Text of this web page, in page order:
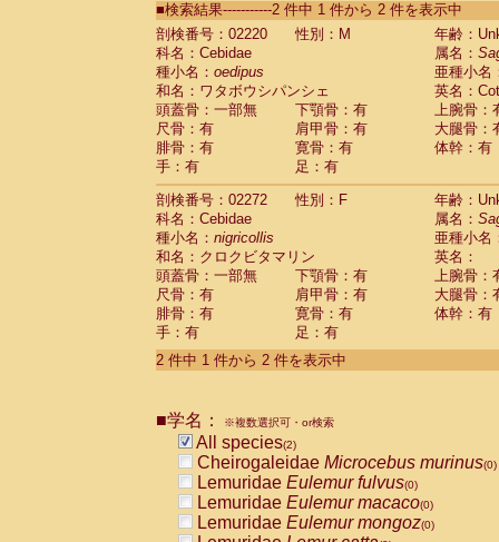
CebidaeSaguinus labiatus(0)
Cebidae Saguinus leucopus (0)
Cebidae
Cebidae
CebidaeSaguinus nigricollis (1)
Cebidae Saguinus oedipus
Cebidae Saguinus weddelli
Cebidae Saguinusspp.
Cebidae Aotus trivirgatus
Cebidae Cebus albifrons
Cebidae
CebidaeCebus capucinus
CebidaeCebus nigrivittatus
Cebidae Cebusspp.(0)
Cebidae Saimiri boliviensis
Cebidae Saimiri sciureus
Atelidae Alouatta caraya
AtelidaeAlouatta fusca
AtelidaeAlouatta seniculus
AtelidaeAteles belzebuth
AtelidaeAteles geoffroyi
AtelidaeAteles paniscus(0)
AtelidaeAtelesspp. (0)
AtelidaeLagothrix lagothricha
AtelidaeLagothrix lagothricha cana
PitheciidaeCacajao calvus
■検索結果-----------2 件中 1 件から 2 件を表示中
剖検番号：02220
性別：M
年齢：
科名：Cebidae
属名：
種小名： oedipus
亜種小名
和名：ワタボウシパンシェ
英名：
頭蓋骨：一部無
下顎骨：有
上腕骨：
尺骨：有
肩甲骨：有
大腿骨：
腓骨：有
寛骨：有
体幹：有
手：有
足：有
剖検番号：02272
性別：F
年齢：
科名：Cebidae
属名：
種小名： nigricollis
亜種小名
和名：クロクビタマリン
英名：
頭蓋骨：一部無
下顎骨：有
上腕骨：
尺骨：有
肩甲骨：有
大腿骨：
腓骨：有
寛骨：有
体幹：有
手：有
足：有
2 件中 1 件から 2 件を表示中
■学名： ※複数選択可・or検索
All species(2)
Cheirogaleidae Microcebus murinus(0)
Lemuridae Eulemur fulvus(0)
Lemuridae Eulemur macaco(0)
Lemuridae Eulemur mongoz(0)